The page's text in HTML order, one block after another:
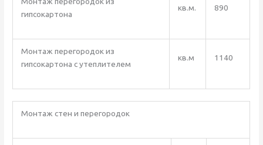
гипсокартона
кв.м. 890
Монтаж перегородок из
гипсокартона с утеплителем
кв.м 1140
Монтаж стен и перегородок